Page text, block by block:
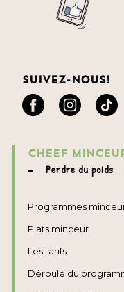
Suivez-nous!
CHEEF
Perdre du poids
Programmes
Plats minceur
Les tarifs
Déroulé du